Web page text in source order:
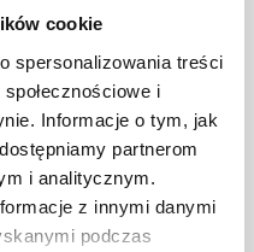
cookie
spersonalizowania treści
i
Informacje o tym, jak
partnerom
i analitycznym.
z innymi danymi
podczas